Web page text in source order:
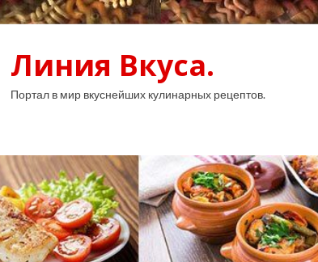
Линия Вкуса.
Портал в мир вкуснейших кулинарных рецептов.